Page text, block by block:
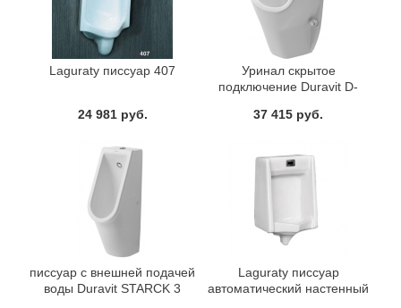
Laguraty писсуар 407
24 981 руб.
Уринал скрытое
подключение Duravit D-
37 415 руб.
писсуар с внешней подачей
воды Duravit STARCK 3
Laguraty писсуар
автоматический настенный